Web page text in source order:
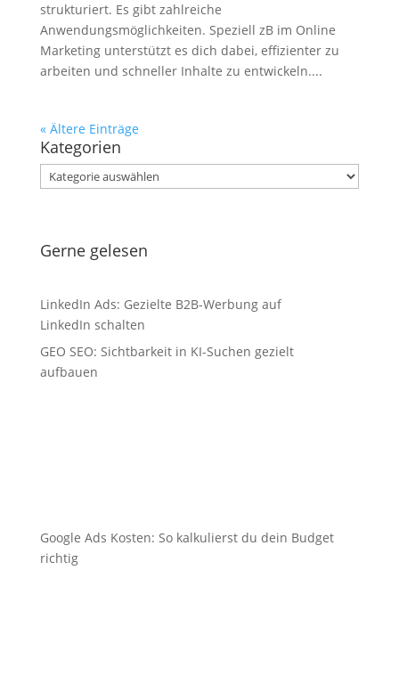
strukturiert. Es gibt zahlreiche
Anwendungsmöglichkeiten. Speziell zB im Online
Marketing unterstützt es dich dabei, effizienter zu
arbeiten und schneller Inhalte zu entwickeln....
« Ältere Einträge
Kategorien
Kategorien
Gerne gelesen
LinkedIn Ads: Gezielte B2B-Werbung auf
LinkedIn schalten
GEO SEO: Sichtbarkeit in KI-Suchen gezielt
aufbauen
Google Ads Kosten: So kalkulierst du dein Budget
richtig